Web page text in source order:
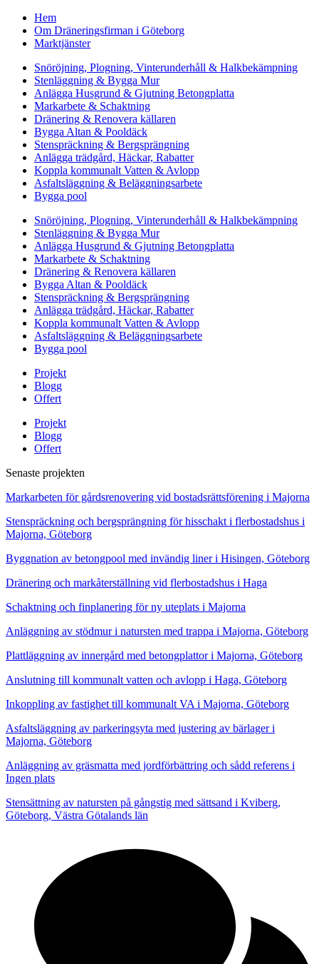
Hem
Om Dräneringsfirman i Göteborg
Marktjänster
Snöröjning, Plogning, Vinterunderhåll & Halkbekämpning
Stenläggning & Bygga Mur
Anlägga Husgrund & Gjutning Betongplatta
Markarbete & Schaktning
Dränering & Renovera källaren
Bygga Altan & Pooldäck
Stenspräckning & Bergsprängning
Anlägga trädgård, Häckar, Rabatter
Koppla kommunalt Vatten & Avlopp
Asfaltsläggning & Beläggningsarbete
Bygga pool
Snöröjning, Plogning, Vinterunderhåll & Halkbekämpning
Stenläggning & Bygga Mur
Anlägga Husgrund & Gjutning Betongplatta
Markarbete & Schaktning
Dränering & Renovera källaren
Bygga Altan & Pooldäck
Stenspräckning & Bergsprängning
Anlägga trädgård, Häckar, Rabatter
Koppla kommunalt Vatten & Avlopp
Asfaltsläggning & Beläggningsarbete
Bygga pool
Projekt
Blogg
Offert
Projekt
Blogg
Offert
Senaste projekten
Markarbeten för gårdsrenovering vid bostadsrättsförening i Majorna
Stenspräckning och bergsprängning för hisschakt i flerbostadshus i
Majorna, Göteborg
Byggnation av betongpool med invändig liner i Hisingen, Göteborg
Dränering och markåterställning vid flerbostadshus i Haga
Schaktning och finplanering för ny uteplats i Majorna
Anläggning av stödmur i natursten med trappa i Majorna, Göteborg
Plattläggning av innergård med betongplattor i Majorna, Göteborg
Anslutning till kommunalt vatten och avlopp i Haga, Göteborg
Inkoppling av fastighet till kommunalt VA i Majorna, Göteborg
Asfaltsläggning av parkeringsyta med justering av bärlager i
Majorna, Göteborg
Anläggning av gräsmatta med jordförbättring och sådd referens i
Ingen plats
Stensättning av natursten på gångstig med sättsand i Kviberg,
Göteborg, Västra Götalands län